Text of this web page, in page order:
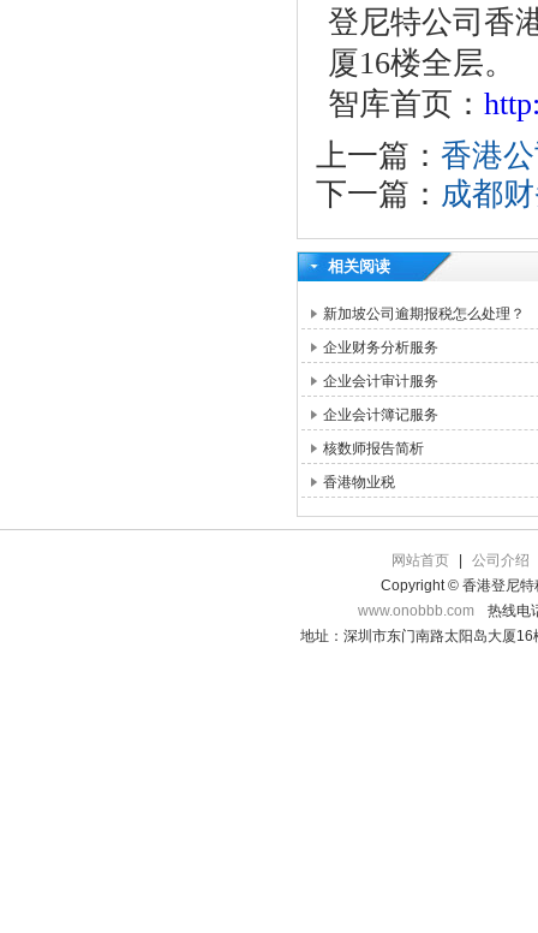
登尼特公司香
厦16楼全层。
智库首页：
上一篇： 香港
下一篇： 成都
相关阅读
新加坡公司逾期报税怎么处理？
企业财务分析服务
企业会计审计服务
企业会计簿记服务
核数师报告简析
香港物业税
网站首页
公司介绍
Copyright © 香港登尼特
www.onobbb.com
热线电
地址：深圳市东门南路太阳岛大厦